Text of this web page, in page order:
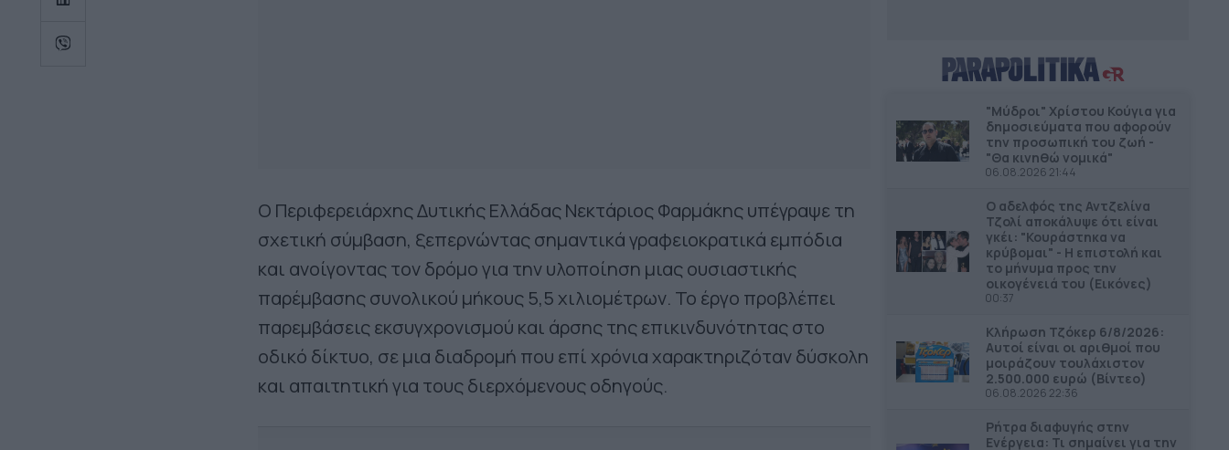
Ο Περιφερειάρχης Δυτικής Ελλάδας Νεκτάριος Φαρμάκης υπέγραψε τη
σχετική σύμβαση, ξεπερνώντας σημαντικά γραφειοκρατικά εμπόδια
και ανοίγοντας τον δρόμο για την υλοποίηση μιας ουσιαστικής
παρέμβασης συνολικού μήκους 5,5 χιλιομέτρων. Το έργο προβλέπει
παρεμβάσεις εκσυγχρονισμού και άρσης της επικινδυνότητας στο
οδικό δίκτυο, σε μια διαδρομή που επί χρόνια χαρακτηριζόταν δύσκολη
και απαιτητική για τους διερχόμενους οδηγούς.
ΔΗΜΟΙ
πληγείσες κατοικίες και
επιχειρήσεις στα Μέγαρα
ΔΗΜΟΙ11.54
Ανδραβίδας-Κυλλήνης από το
Ταμείο Αλληλεγγύης
ΔΗΜΟΙ11.43
45,4 εκατ. ευρώ για την βελτίωση
των υποδομών του νέου
αεροδρομίου Πάρου
ΠΕΡΙΦΕΡΕΙΑ ΑΝΑΤΟΛΙΚΗΣ ΜΑΚΕΔΟΝΙΑΣ &
ΘΡΑΚΗΣ
11.34
Νέος φωτισμός LED στο οδικό
δίκτυο της Περιφέρειας ΑΜΘ –
"Μύδροι" Χρίστου Κούγια για
δημοσιεύματα που αφορούν
την προσωπική του ζωή -
"Θα κινηθώ νομικά"
06.08.2026 21:44
Ο αδελφός της Αντζελίνα
Τζολί αποκάλυψε ότι είναι
γκέι: "Κουράστηκα να
κρύβομαι" - Η επιστολή και
το μήνυμα προς την
οικογένειά του (Εικόνες)
00:37
Κλήρωση Τζόκερ 6/8/2026:
Αυτοί είναι οι αριθμοί που
μοιράζουν τουλάχιστον
2.500.000 ευρώ (Βίντεο)
06.08.2026 22:36
Ρήτρα διαφυγής στην
Ενέργεια: Τι σημαίνει για την